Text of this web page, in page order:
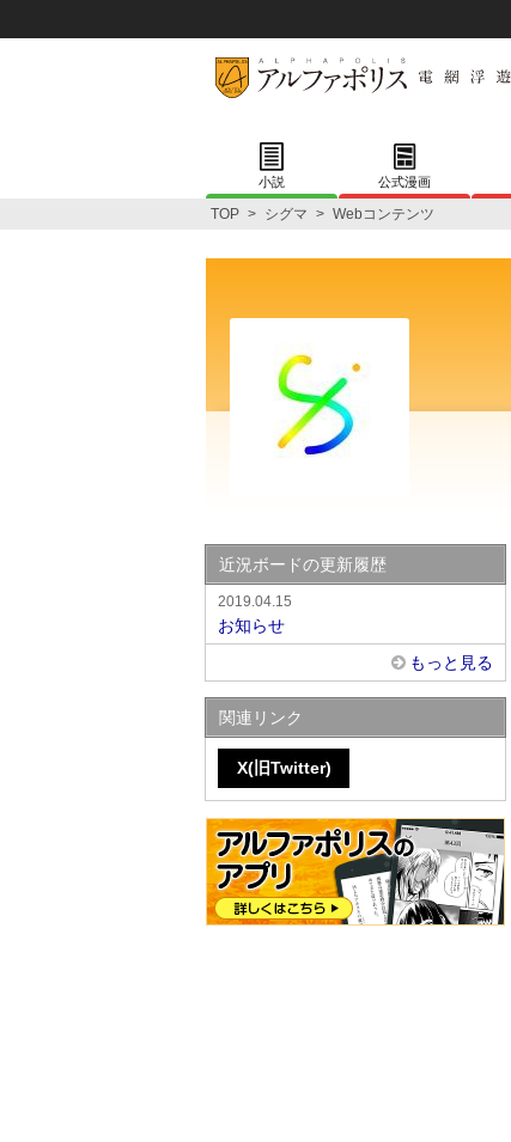
小説 公式漫画
TOP > シグマ > Webコンテンツ
近況ボードの更新履歴
2019.04.15
お知らせ
もっと見る
関連リンク
X(旧Twitter)